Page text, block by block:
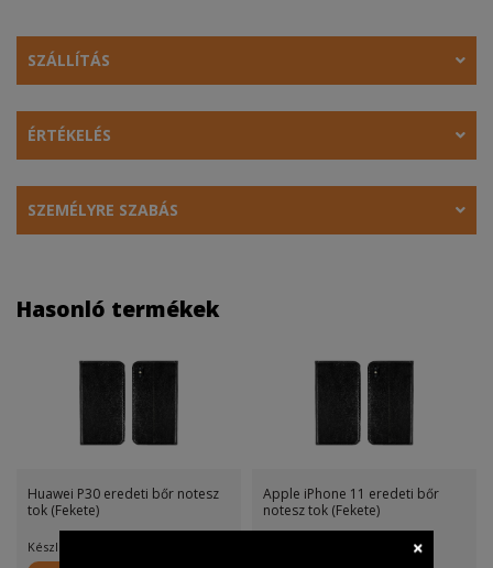
SZÁLLÍTÁS
ÉRTÉKELÉS
SZEMÉLYRE SZABÁS
Hasonló termékek
Huawei P30 eredeti bőr notesz
tok (Fekete)
Készletinfó:
Apple iPhone 11 eredeti bőr
notesz tok (Fekete)